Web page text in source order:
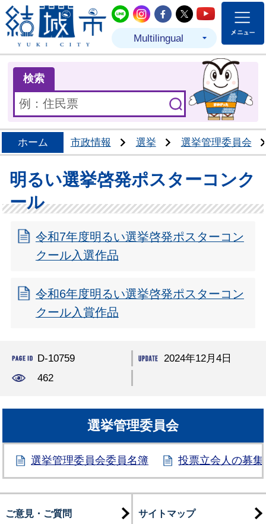
結城市公式LINE
結城市公式Instagram
結城市公式
結城市公式
結城市
Multilingual
検索
ホーム 市政情報 選挙 選挙管理委員会
明るい選挙啓発ポスターコンク
ール
令和7年度明るい選挙啓発ポスターコン
クール入選作品
令和6年度明るい選挙啓発ポスターコン
クール入賞作品
D-10759
2024年12月4日
462
選挙管理委員会
選挙管理委員会委員名簿 投票立会人の募集
ご意見・ご質問 サイトマップ